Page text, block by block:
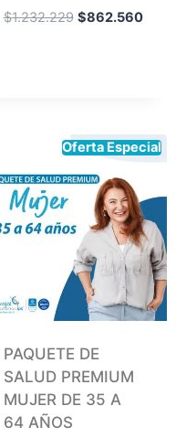
$1.232.229 $862.560
Oferta Especial
PAQUETE DE
SALUD PREMIUM
MUJER DE 35 A
64 AÑOS